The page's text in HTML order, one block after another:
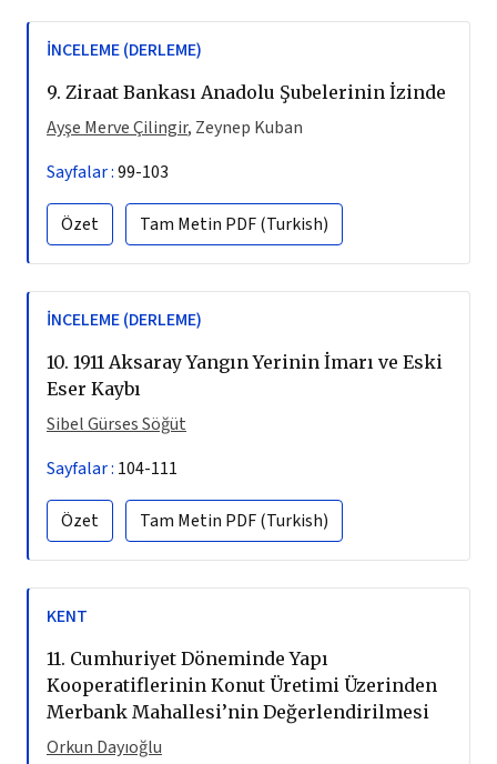
İNCELEME (DERLEME)
9. Ziraat Bankası Anadolu Şubelerinin İzinde
Ayşe Merve Çilingir, Zeynep Kuban
Sayfalar :99-103
Özet Tam Metin PDF (Turkish)
İNCELEME (DERLEME)
10. 1911 Aksaray Yangın Yerinin İmarı ve Eski
Eser Kaybı
Sibel Gürses Söğüt
Sayfalar : 104-111
Özet Tam Metin PDF (Turkish)
KENT
11. Cumhuriyet Döneminde Yapı
Kooperatiflerinin Konut Üretimi Üzerinden
Merbank Mahallesi’nin Değerlendirilmesi
Orkun Dayıoğlu